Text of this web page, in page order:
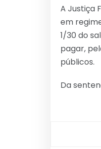
A Justiça
em
1/30 do
pagar,
públicos.
Da